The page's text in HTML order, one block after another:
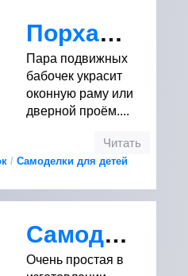
Порхающие бабочки из пластиковых бутылок
Пара подвижных
бабочек украсит
оконную раму или
дверной проём....
Читать
/ Самоделки для детей
Самодельная насадка-лейка на садовый поливан
Очень простая в